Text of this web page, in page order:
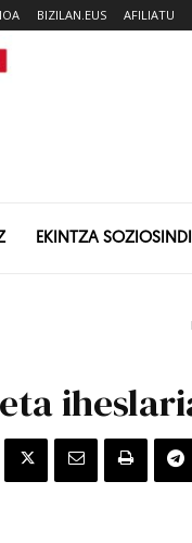
BIZILAN.EUS AFILIATU
EKINTZA